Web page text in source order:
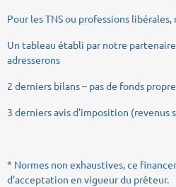
Pour les TNS ou professions libérales,
Un tableau établi par notre
adresserons
2 derniers bilans – pas de fonds
3 derniers avis d'imposition (revenus
* Normes non exhaustives, ce
d’acceptation en vigueur du prêteur.